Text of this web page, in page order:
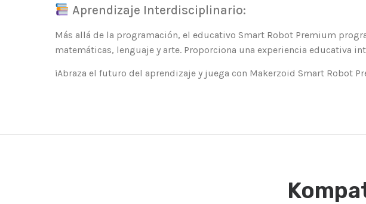
Aprendizaje Interdisciplinario:
Más allá de la programación, el educativo Smart Robot Premium
matemáticas, lenguaje y arte. Proporciona una experiencia educativa
¡Abraza el futuro del aprendizaje y juega con Makerzoid Smart Robot